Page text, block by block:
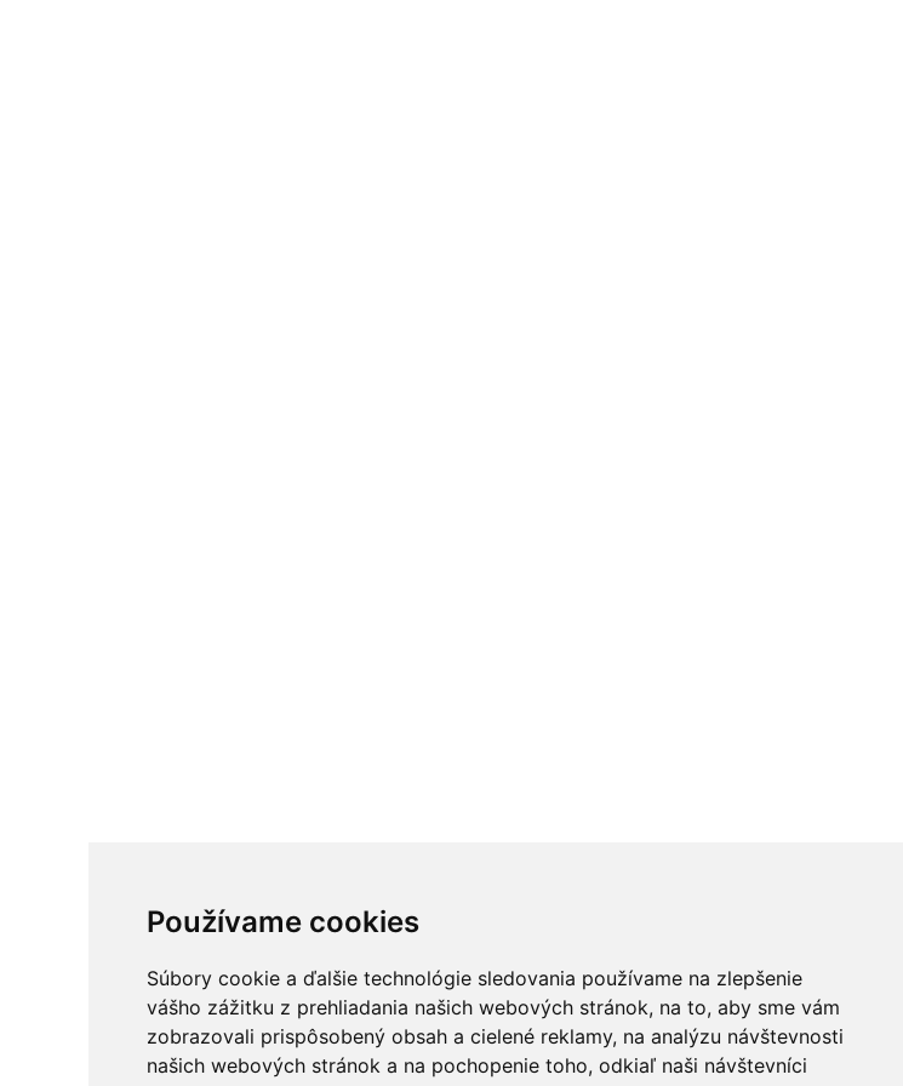
Používame cookies
Súbory cookie a ďalšie technológie sledovania používame na zlepšenie
vášho zážitku z prehliadania našich webových stránok, na to, aby sme vám
zobrazovali prispôsobený obsah a cielené reklamy, na analýzu návštevnosti
našich webových stránok a na pochopenie toho, odkiaľ naši návštevníci